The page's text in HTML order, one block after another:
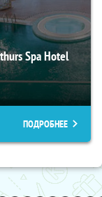
Spa Hotel
ПОДРОБНЕЕ